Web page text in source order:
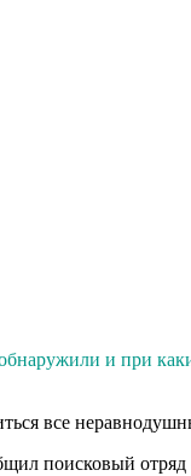
и при
все
поисковый